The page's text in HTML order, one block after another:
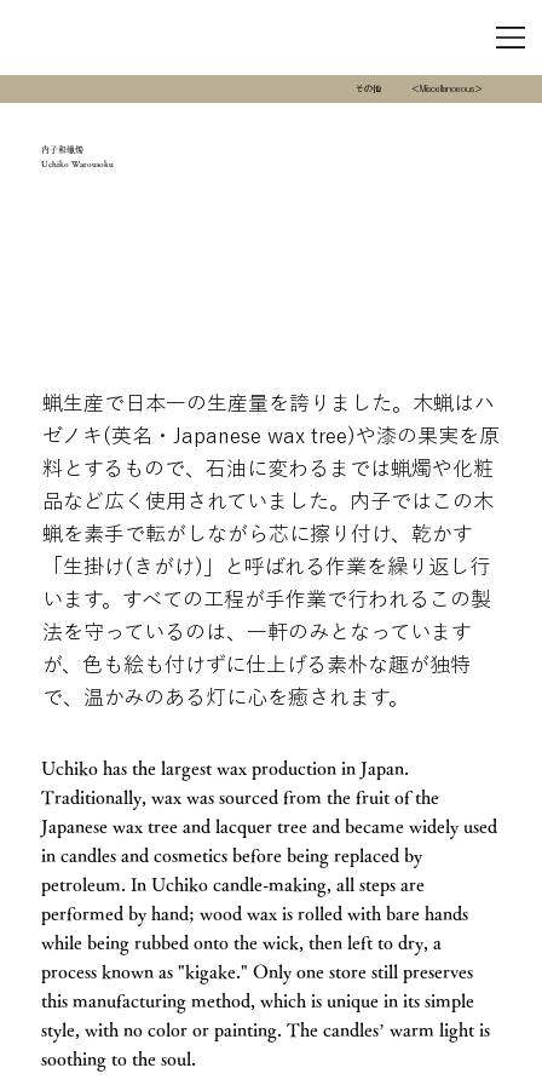
その他 ＜Miscellanoeous＞
内子和蠟燭
Uchiko Warousoku
蝋生産で日本一の生産量を誇りました。木蝋はハ
ゼノキ(英名・Japanese wax tree)や漆の果実を原
料とするもので、石油に変わるまでは蝋燭や化粧
品など広く使用されていました。内子ではこの木
蝋を素手で転がしながら芯に擦り付け、乾かす
「生掛け(きがけ)」と呼ばれる作業を繰り返し行
います。すべての工程が手作業で行われるこの製
法を守っているのは、一軒のみとなっています
が、色も絵も付けずに仕上げる素朴な趣が独特
で、温かみのある灯に心を癒されます。
Uchiko has the largest wax production in Japan.
Traditionally, wax was sourced from the fruit of the
Japanese wax tree and lacquer tree and became widely used
in candles and cosmetics before being replaced by
petroleum. In Uchiko candle-making, all steps are
performed by hand; wood wax is rolled with bare hands
while being rubbed onto the wick, then left to dry, a
process known as "kigake." Only one store still preserves
this manufacturing method, which is unique in its simple
style, with no color or painting. The candles’ warm light is
soothing to the soul.